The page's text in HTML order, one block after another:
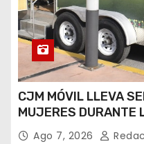
CJM MÓVIL LLEVA
MUJERES DURANTE
Ago 7, 2026